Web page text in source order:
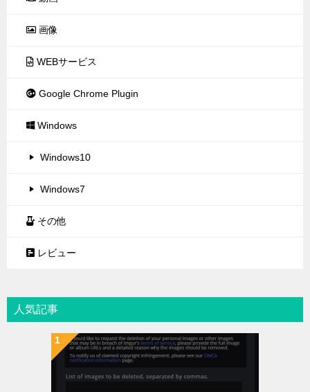
画像
WEBサービス
Google Chrome Plugin
Windows
Windows10
Windows7
その他
レビュー
人気記事